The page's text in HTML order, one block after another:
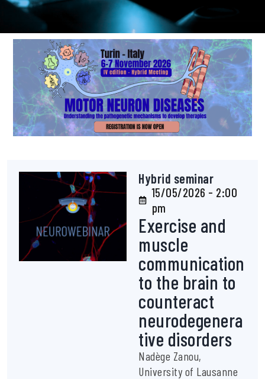
Hybrid seminar
15/05/2026 - 2:00
pm
Exercise and
muscle
communication
to the brain to
counteract
neurodegenera
tive disorders
Nadège Zanou,
University of Lausanne